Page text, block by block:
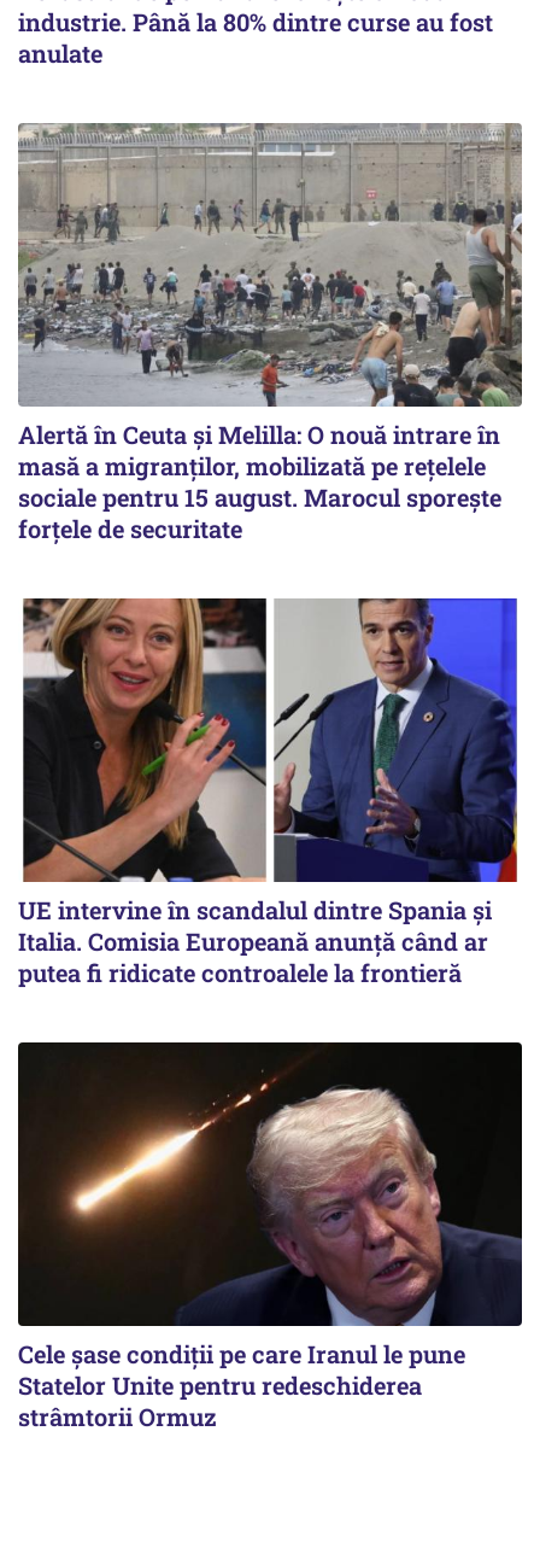
industrie. Până la 80% dintre curse au fost
anulate
Alertă în Ceuta și Melilla: O nouă intrare în
masă a migranților, mobilizată pe rețelele
sociale pentru 15 august. Marocul sporește
forțele de securitate
UE intervine în scandalul dintre Spania și
Italia. Comisia Europeană anunță când ar
putea fi ridicate controalele la frontieră
Cele șase condiții pe care Iranul le pune
Statelor Unite pentru redeschiderea
strâmtorii Ormuz